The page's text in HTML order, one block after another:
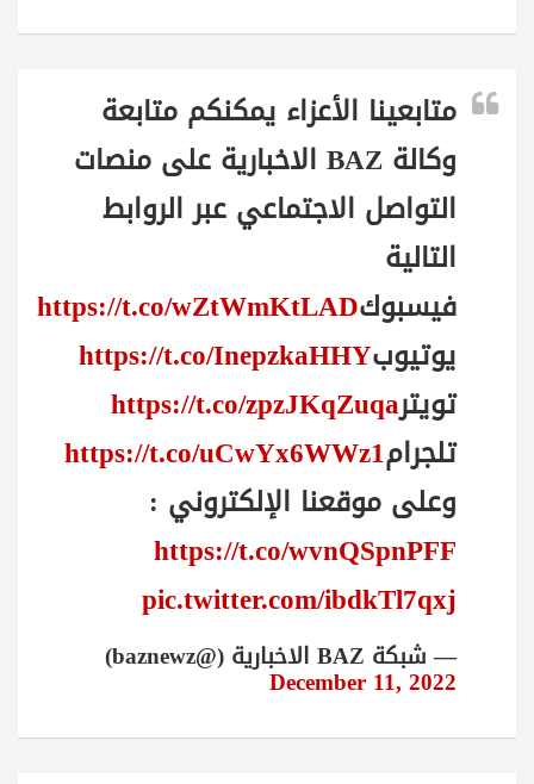
متابعينا الأعزاء يمكنكم متابعة
وكالة BAZ الاخبارية على منصات
التواصل الاجتماعي عبر الروابط
التالية
فيسبوكhttps://t.co/wZtWmKtLAD
يوتيوبhttps://t.co/InepzkaHHY
تويترhttps://t.co/zpzJKqZuqa
تلجرامhttps://t.co/uCwYx6WWz1
وعلى موقعنا الإلكتروني :
https://t.co/wvnQSpnPFF
pic.twitter.com/ibdkTl7qxj
— شبكة BAZ الاخبارية (@baznewz)
December 11, 2022